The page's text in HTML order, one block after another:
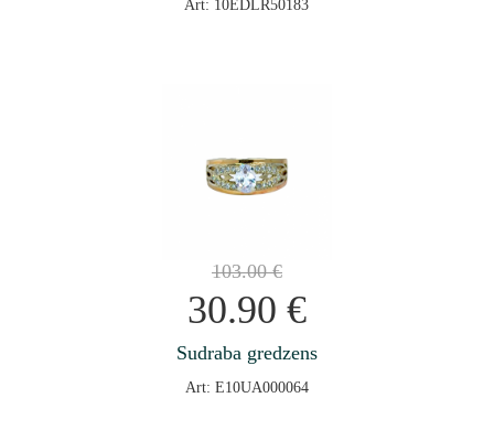
Art: 10EDLR50183
103.00€
30.90 €
Sudraba gredzens
Art: E10UA000064